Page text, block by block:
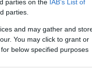
parties on the IAB’s List of
parties.
and may gather and
You may click to grant or
below specified purposes